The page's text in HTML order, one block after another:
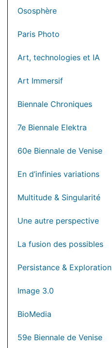
Ososphère
Paris Photo
Art, technologies et IA
Art Immersif
Biennale Chroniques
7e Biennale Elektra
60e Biennale de Venise
En d’infinies variations
Multitude & Singularité
Une autre perspective
La fusion des possibles
Persistance & Exploration
Image 3.0
BioMedia
59e Biennale de Venise